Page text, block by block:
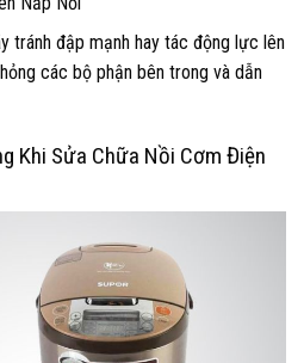
tránh đập mạnh hay tác động lực lên
các bộ phận bên trong và dẫn
Khi Sửa Chữa Nồi Cơm Điện